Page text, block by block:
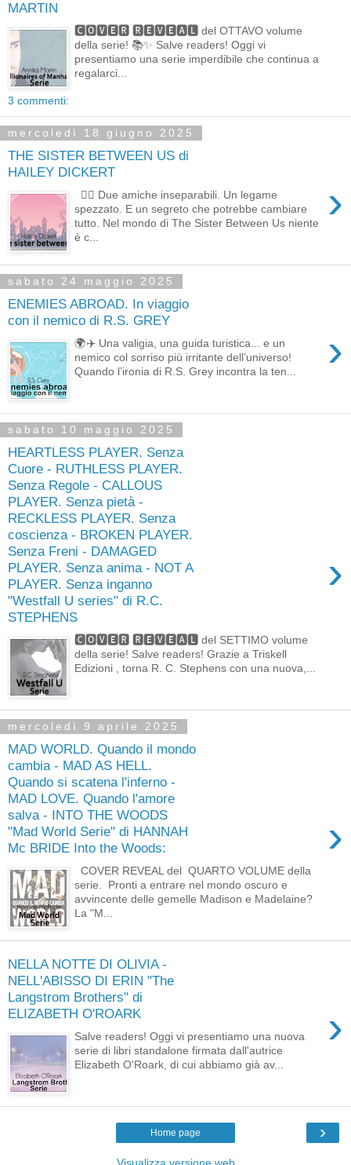
MARTIN
🅲🅾🆅🅴🆁 🆁🅴🆅🅴🅰🅻 del OTTAVO volume
della serie! 📚✨ Salve readers! Oggi vi
presentiamo una serie imperdibile che continua a
regalarci...
3 commenti:
mercoledì 18 giugno 2025
THE SISTER BETWEEN US di
HAILEY DICKERT
›
👯‍♀️ Due amiche inseparabili. Un legame
spezzato. E un segreto che potrebbe cambiare
tutto. Nel mondo di The Sister Between Us niente
è c...
sabato 24 maggio 2025
ENEMIES ABROAD. In viaggio
con il nemico di R.S. GREY
›
🌍✈️ Una valigia, una guida turistica... e un
nemico col sorriso più irritante dell’universo!
Quando l’ironia di R.S. Grey incontra la ten...
sabato 10 maggio 2025
HEARTLESS PLAYER. Senza
Cuore - RUTHLESS PLAYER.
Senza Regole - CALLOUS
PLAYER. Senza pietà -
RECKLESS PLAYER. Senza
coscienza - BROKEN PLAYER.
Senza Freni - DAMAGED
PLAYER. Senza anima - NOT A
PLAYER. Senza inganno
"Westfall U series" di R.C.
STEPHENS
›
🅲🅾🆅🅴🆁 🆁🅴🆅🅴🅰🅻 del SETTIMO volume
della serie! Salve readers! Grazie a Triskell
Edizioni , torna R. C. Stephens con una nuova,...
mercoledì 9 aprile 2025
MAD WORLD. Quando il mondo
cambia - MAD AS HELL.
Quando si scatena l'inferno -
MAD LOVE. Quando l'amore
salva - INTO THE WOODS
"Mad World Serie" di HANNAH
Mc BRIDE Into the Woods:
›
COVER REVEAL del QUARTO VOLUME della
serie. Pronti a entrare nel mondo oscuro e
avvincente delle gemelle Madison e Madelaine?
La "M...
NELLA NOTTE DI OLIVIA -
NELL'ABISSO DI ERIN "The
Langstrom Brothers" di
ELIZABETH O'ROARK
›
Salve readers! Oggi vi presentiamo una nuova
serie di libri standalone firmata dall'autrice
Elizabeth O'Roark, di cui abbiamo già av...
›
Home page